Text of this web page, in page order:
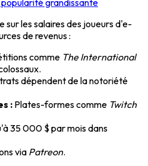
sur les salaires des joueurs d'e-
de revenus :
comme The International
dépendent de la notoriété
: Plates-formes comme Twitch
35 000 $ par mois dans
viaPatreon.